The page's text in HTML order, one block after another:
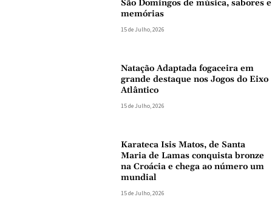
São Domingos de música, sabores e
memórias
15 de Julho, 2026
Natação Adaptada fogaceira em
grande destaque nos Jogos do Eixo
Atlântico
15 de Julho, 2026
Karateca Isis Matos, de Santa
Maria de Lamas conquista bronze
na Croácia e chega ao número um
mundial
15 de Julho, 2026